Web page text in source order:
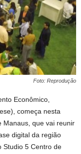
Foto: Reprodução
Econômico,
começa nesta
Manaus, que vai reunir
digital da região
Studio 5 Centro de